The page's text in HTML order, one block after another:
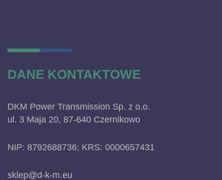
DANE KONTAKTOWE
DKM Power Transmission Sp. z o.o.
ul. 3 Maja 20, 87-640 Czernikowo
NIP: 8792688736; KRS: 0000657431
sklep@d-k-m.eu